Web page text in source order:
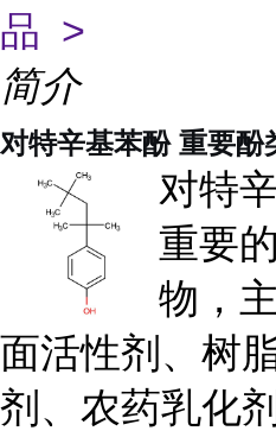
品 >
简介
对特辛基苯酚 重要酚
对特
重要
物，
面活性剂、树
剂、农药乳化